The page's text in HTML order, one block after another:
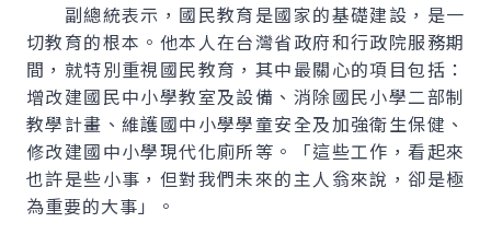
副總統表示，國民教育是國家的基礎建設，是一
切教育的根本。他本人在台灣省政府和行政院服務期
間，就特別重視國民教育，其中最關心的項目包括：
增改建國民中小學教室及設備、消除國民小學二部制
教學計畫、維護國中小學學童安全及加強衛生保健、
修改建國中小學現代化廁所等。「這些工作，看起來
也許是些小事，但對我們未來的主人翁來說，卻是極
為重要的大事」。